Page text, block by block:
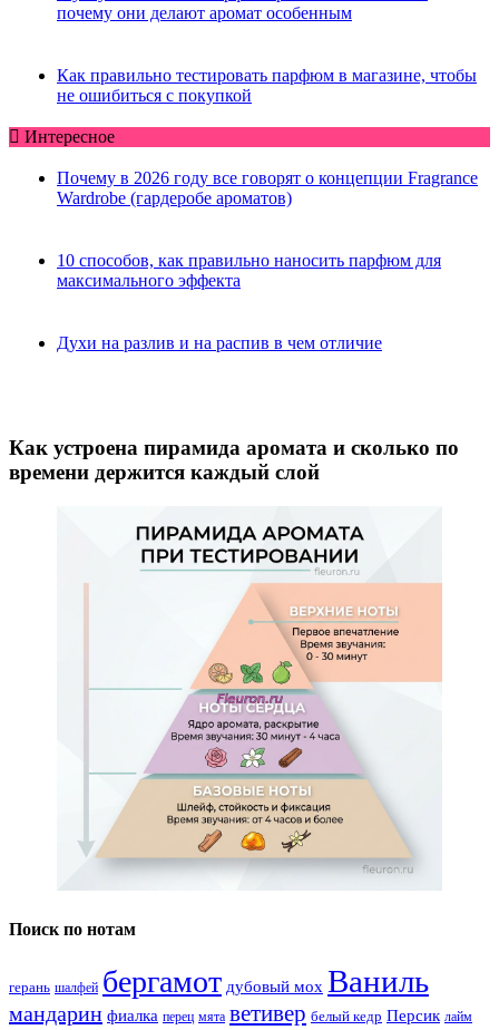
почему они делают аромат особенным
Как правильно тестировать парфюм в магазине, чтобы
не ошибиться с покупкой
Интересное
Почему в 2026 году все говорят о концепции Fragrance
Wardrobe (гардеробе ароматов)
10 способов, как правильно наносить парфюм для
максимального эффекта
Духи на разлив и на распив в чем отличие
Как устроена пирамида аромата и сколько по
времени держится каждый слой
Поиск по нотам
герань шалфей бергамот дубовый мох Ваниль
мандарин фиалка перец мята ветивер белый кедр Персик лайм